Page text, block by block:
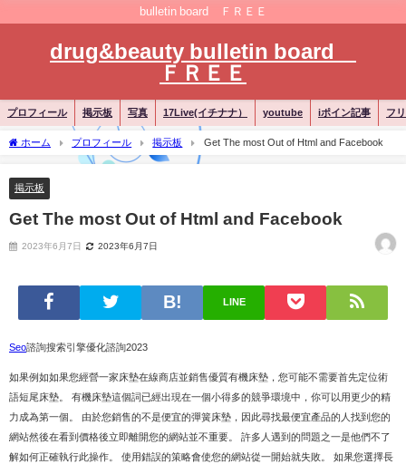
bulletin board ＦＲＥＥ
drug&beauty bulletin board
ＦＲＥＥ
プロフィール 掲示板 写真 17Live(イチナナ） youtube iポイン記事 フ
ホーム プロフィール 掲示板 Get The most Out of Html and Facebook
掲示板
Get The most Out of Html and Facebook
2023年6月7日 2023年6月7日
LINE
Seo諮詢搜索引擎優化諮詢2023
如果例如如果您經營一家床墊在線商店並銷售優質有機床墊，您可能不需要首先定位術
語短尾床墊。 有機床墊這個詞已經出現在一個小得多的競爭環境中，你可以用更少的精
力成為第一個。 由於您銷售的不是便宜的彈簧床墊，因此尋找最便宜產品的人找到您的
網站然後在看到價格後立即離開您的網站並不重要。 許多人遇到的問題之一是他們不了
解如何正確執行此操作。 使用錯誤的策略會使您的網站從一開始就失敗。 如果您選擇長